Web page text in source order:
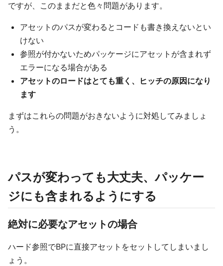
ですが、このままだと色々問題があります。
アセットのパスが変わるとコードも書き換えないとい
けない
参照が付かないためパッケージにアセットが含まれず
エラーになる場合がある
アセットのロードはとても重く、ヒッチの原因になり
ます
まずはこれらの問題がおきないように対処してみましょ
う。
パスが変わっても大丈夫、パッケー
ジにも含まれるようにする
絶対に必要なアセットの場合
ハード参照でBPに直接アセットをセットしてしまいまし
ょう。